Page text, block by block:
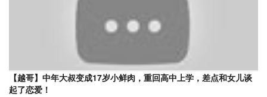
【越哥】中年大叔变成17岁小鲜肉，重回高中上学，差点和女儿谈
起了恋爱！